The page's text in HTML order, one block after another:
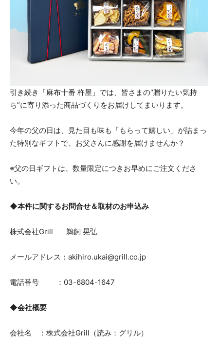
引き続き「麻布十番 杵屋」では、皆さまの“贈りたい気持
ち”に寄り添った商品づくりをお届けしてまいります。
今年の父の日は、見た目も味も「もらって嬉しい」が詰まっ
た特別なギフトで、お父さんに感謝を届けませんか？
※父の日ギフトは、数量限定につきお早めにご注文くださ
い。
◆本件に関するお問合せ＆取材のお申込み
株式会社Grill 鵜飼 晃弘
メールアドレス：akihiro.ukai@grill.co.jp
電話番号 ：03-6804-1647
◆会社概要
会社名 ：株式会社Grill（読み：グリル）